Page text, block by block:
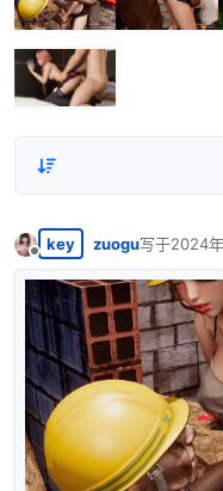
离线
key zuogu写于2024
最后由 编辑